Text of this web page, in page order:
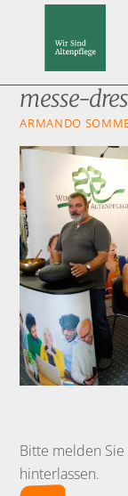
messe-
ARMANDO
Bitte melden
hinterlassen.